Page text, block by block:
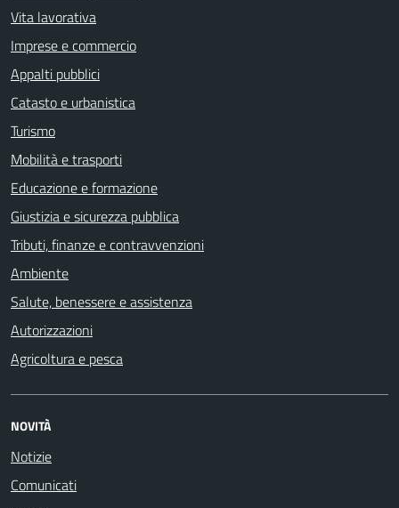
Vita lavorativa
Imprese e commercio
Appalti pubblici
Catasto e urbanistica
Turismo
Mobilità e trasporti
Educazione e formazione
Giustizia e sicurezza pubblica
Tributi, finanze e contravvenzioni
Ambiente
Salute, benessere e assistenza
Autorizzazioni
Agricoltura e pesca
NOVITÀ
Notizie
Comunicati